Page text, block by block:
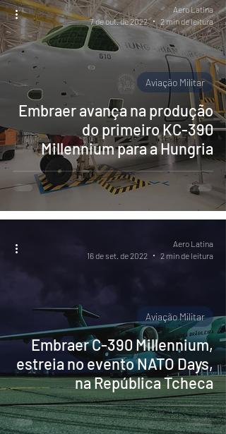
Embraer avança na produção
do primeiro KC-390
Millennium para a Hungria
Aviação Militar
Aero Latina
7 de out. de 2022
2 min de leitura
Embraer C-390 Millennium,
estreia no evento NATO Days,
na República Tcheca
Aviação Militar
Aero Latina
16 de set. de 2022
2 min de leitura